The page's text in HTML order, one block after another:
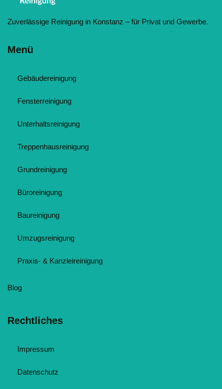
Zuverlässige Reinigung in Konstanz – für Privat und Gewerbe.
Menü
Gebäudereinigung
Fensterreinigung
Unterhaltsreinigung
Treppenhausreinigung
Grundreinigung
Büroreinigung
Baureinigung
Umzugsreinigung
Praxis- & Kanzleireinigung
Blog
Rechtliches
Impressum
Datenschutz